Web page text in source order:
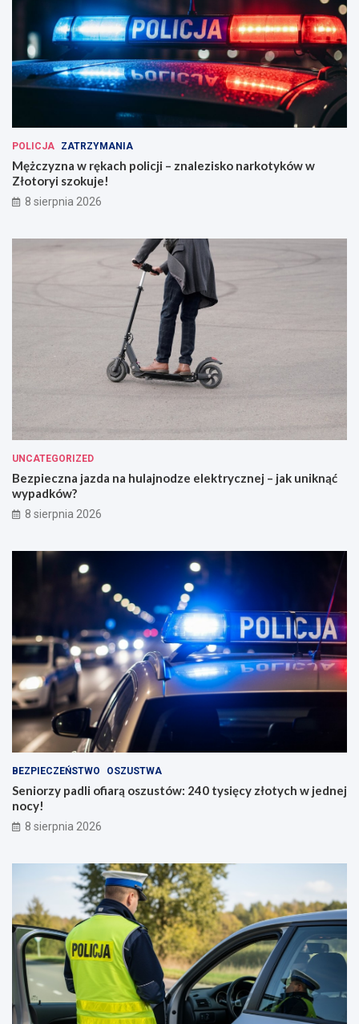
POLICJA ZATRZYMANIA
Mężczyzna w rękach policji – znalezisko narkotyków w
Złotoryi szokuje!
8 sierpnia 2026
UNCATEGORIZED
Bezpieczna jazda na hulajnodze elektrycznej – jak uniknąć
wypadków?
8 sierpnia 2026
BEZPIECZEŃSTWO OSZUSTWA
Seniorzy padli ofiarą oszustów: 240 tysięcy złotych w jednej
nocy!
8 sierpnia 2026